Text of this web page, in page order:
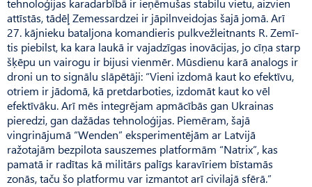
tehnoloģijas karadarbībā ir ieņēmušas stabilu vietu, aizvien
attīstās, tādēļ Zemessardzei ir jāpilnveidojas šajā jomā. Arī
27. kājnieku bataljona komandieris pulkvežleitnants R. Zemī­
tis piebilst, ka kara laukā ir vajadzīgas inovācijas, jo cīņa starp
šķēpu un vairogu ir bijusi vienmēr. Mūsdienu karā analogs ir
droni un to signālu slāpētāji: “Vieni izdomā kaut ko efektīvu,
otriem ir jādomā, kā pretdarboties, izdomāt kaut ko vēl
efektīvāku. Arī mēs integrējam apmācībās gan Ukrainas
pieredzi, gan dažādas tehnoloģijas. Piemē­ram, šajā
vingrinājumā “Wen­den” eksperimentējām ar Lat­vijā
ražotajām bezpilota sauszemes platformām “Natrix”, kas
pamatā ir radītas kā militārs palīgs karavīriem bīstamās
zonās, taču šo platformu var izmantot arī civilajā sfērā.”